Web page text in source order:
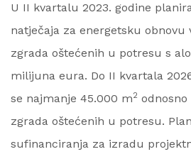
U II kvartalu 2023. godine
natječaja za energetsku obnovu
zgrada oštećenih u potresu s
milijuna eura. Do II kvartala
se najmanje 45.000 m2
zgrada oštećenih u potresu.
sufinanciranja za izradu